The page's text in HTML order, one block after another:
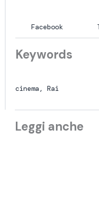
Facebook
Keywords
cinema , Rai
Leggi anche